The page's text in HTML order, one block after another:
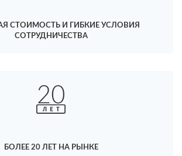
СТОИМОСТЬ И ГИБКИЕ УСЛОВИЯ
СОТРУДНИЧЕСТВА
БОЛЕЕ 20 ЛЕТ НА РЫНКЕ